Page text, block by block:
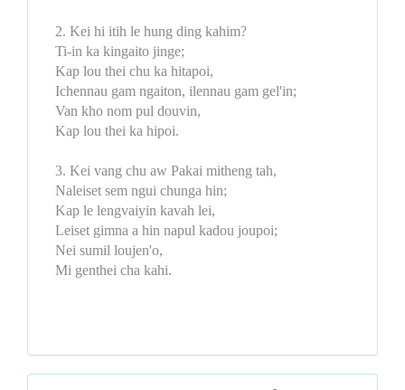
2. Kei hi itih le hung ding kahim?
Ti-in ka kingaito jinge;
Kap lou thei chu ka hitapoi,
Ichennau gam ngaiton, ilennau gam gel'in;
Van kho nom pul douvin,
Kap lou thei ka hipoi.
3. Kei vang chu aw Pakai mitheng tah,
Naleiset sem ngui chunga hin;
Kap le lengvaiyin kavah lei,
Leiset gimna a hin napul kadou joupoi;
Nei sumil loujen'o,
Mi genthei cha kahi.